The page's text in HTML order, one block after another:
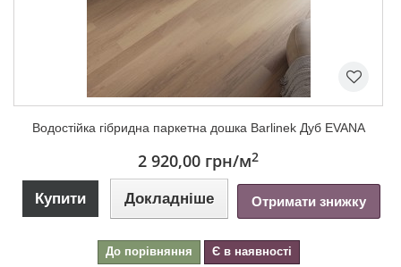
Водостійка гібридна паркетна дошка Barlinek Дуб EVANA
2 920,00 грн/м2
Купити Докладніше Отримати знижку
До порівняння Є в наявності